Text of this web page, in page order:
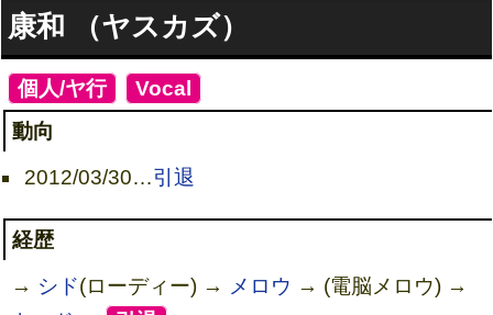
康和 （ヤスカズ）
個人/ヤ行] Vocal
動向
2012/03/30…引退
経歴
→ シド(ローディー) → メロウ → (電脳メロウ) →